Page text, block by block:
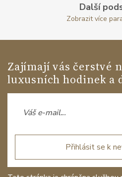
Rezerva chodu strojku
Kalibr strojku
Kameny strojku
Funkce
Další
Zobrazit více
Zajímají vás čerstvé
luxusních hodinek a
Přihlásit se k